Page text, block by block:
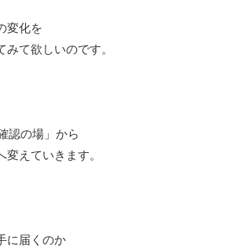
変化を
て欲しいのです。
認の場」から
変えていきます。
に届くのか